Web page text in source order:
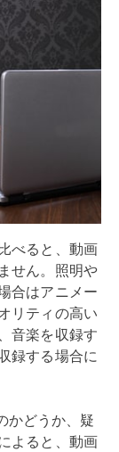
べると、動画
せん。照明や
合はアニメー
リティの高い
音楽を収録す
録する場合に
かどうか、疑
よると、動画